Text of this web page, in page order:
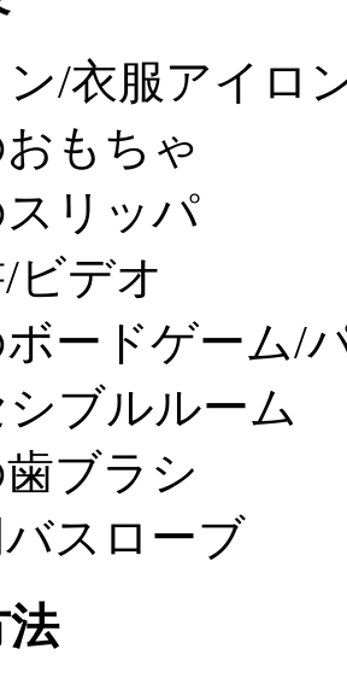
/衣服アイロ
もちゃ
リッパ
ビデオ
ードゲーム/
ブルルーム
ブラシ
スローブ
法